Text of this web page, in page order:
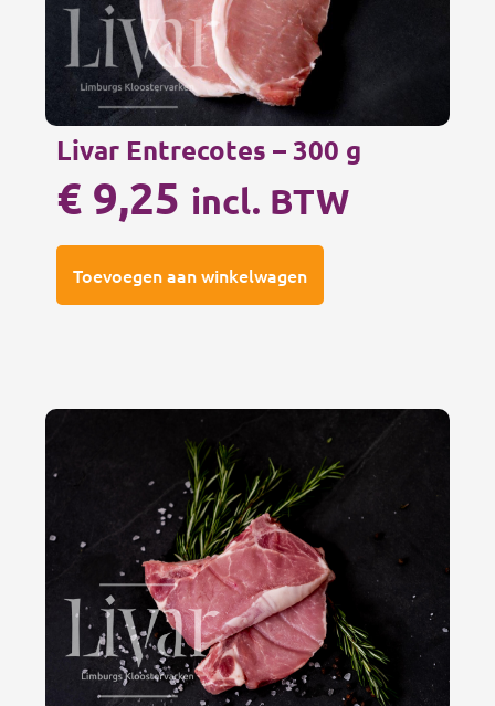
Livar Entrecotes – 300 g
€ 9,25 incl. BTW
Toevoegen aan winkelwagen